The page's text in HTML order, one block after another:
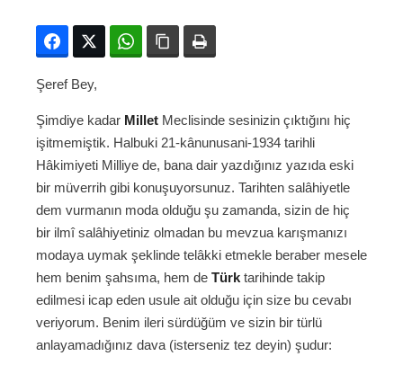
FacebookTwitter WhatsAppBağlanıyı kopyala
Şeref Bey,
Şimdiye kadar Millet Meclisinde sesinizin çıktığını hiç
işitmemiştik. Halbuki 21-kânunusani-1934 tarihli
Hâkimiyeti Milliye de, bana dair yazdığınız yazıda eski
bir müverrih gibi konuşuyorsunuz. Tarihten salâhiyetle
dem vurmanın moda olduğu şu zamanda, sizin de hiç
bir ilmî salâhiyetiniz olmadan bu mevzua karışmanızı
modaya uymak şeklinde telâkki etmekle beraber mesele
hem benim şahsıma, hem de Türk tarihinde takip
edilmesi icap eden usule ait olduğu için size bu cevabı
veriyorum. Benim ileri sürdüğüm ve sizin bir türlü
anlayamadığınız dava (isterseniz tez deyin) şudur: